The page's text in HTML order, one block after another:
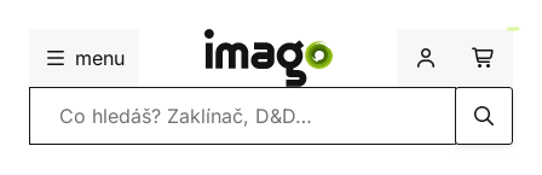
menu
Vyhledávání